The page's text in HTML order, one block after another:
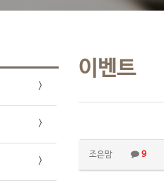
이벤트
조은맘 9